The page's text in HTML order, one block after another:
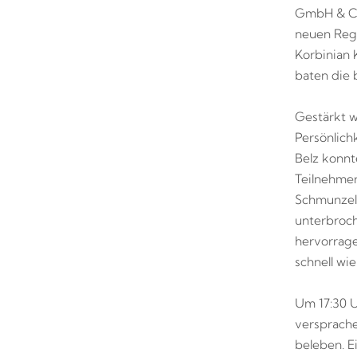
GmbH &
neuen
Korbinian
baten die
Gestärkt
Belz
schnell
Um 17:30
beleben.